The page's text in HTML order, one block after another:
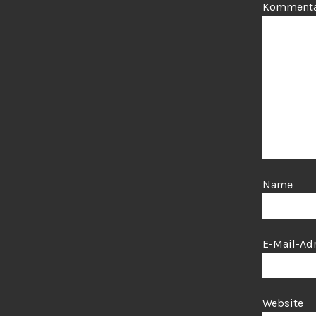
Name
E-Mail-
Website